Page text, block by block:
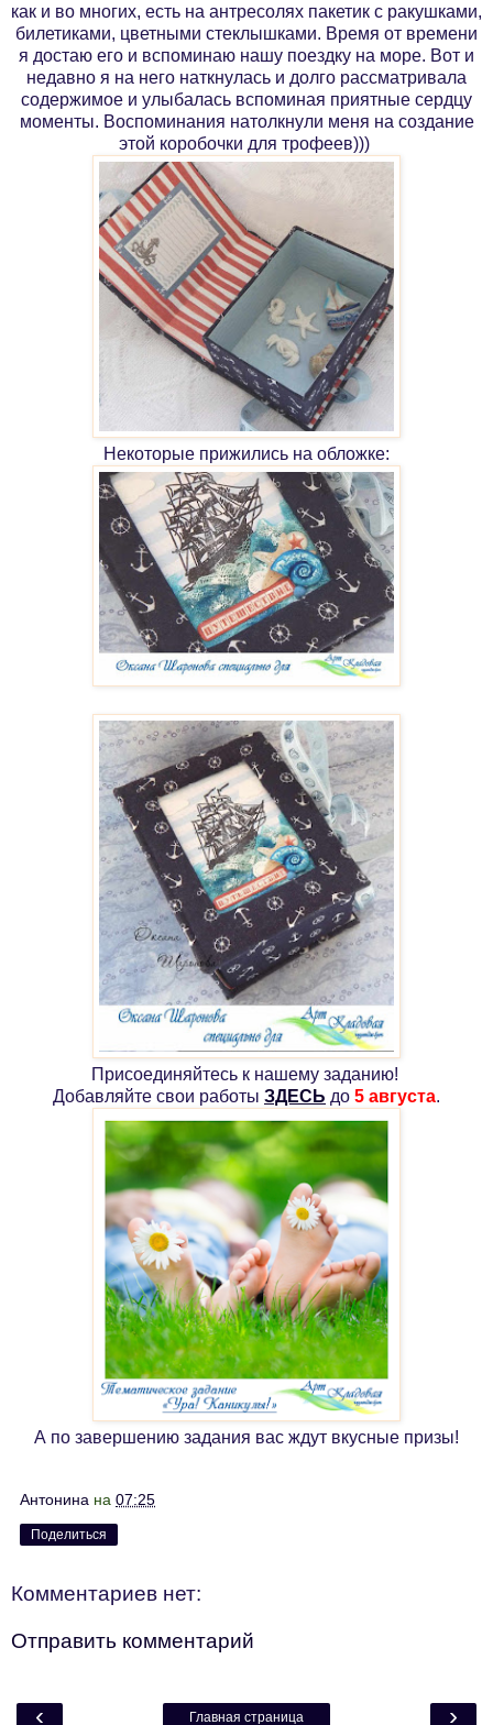
как и во многих, есть на антресолях пакетик с ракушками,
билетиками, цветными стеклышками. Время от времени
я достаю его и вспоминаю нашу поездку на море. Вот и
недавно я на него наткнулась и долго рассматривала
содержимое и улыбалась вспоминая приятные сердцу
моменты. Воспоминания натолкнули меня на создание
этой коробочки для трофеев)))
Некоторые прижились на обложке:
Присоединяйтесь к нашему заданию!
Добавляйте свои работы ЗДЕСЬ до 5 августа.
А по завершению задания вас ждут вкусные призы!
Антонина на 07:25
Поделиться
Комментариев нет:
Отправить комментарий
‹ ›
Главная страница